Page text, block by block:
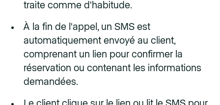
traite comme d'habitude.
À la fin de l'appel, un SMS est
automatiquement envoyé au client,
comprenant un lien pour confirmer la
réservation ou contenant les informations
demandées.